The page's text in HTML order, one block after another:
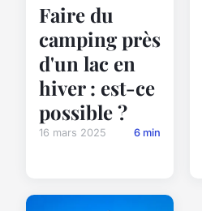
Faire du
camping près
d'un lac en
hiver : est-ce
possible ?
16 mars 2025 6 min